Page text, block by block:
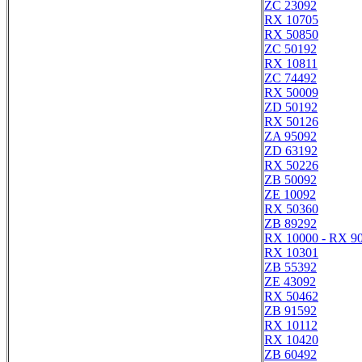
ZC 23092
RX 10705
RX 50850
ZC 50192
RX 10811
ZC 74492
RX 50009
ZD 50192
RX 50126
ZA 95092
ZD 63192
RX 50226
ZB 50092
ZE 10092
RX 50360
ZB 89292
RX 10000 - RX
RX 10301
ZB 55392
ZE 43092
RX 50462
ZB 91592
RX 10112
RX 10420
ZB 60492